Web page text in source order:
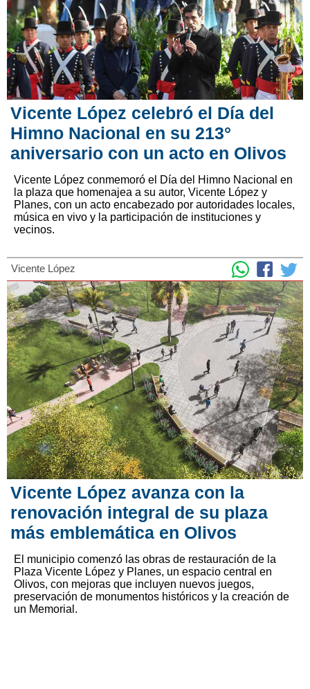
Vicente López celebró el Día del
Himno Nacional en su 213°
aniversario con un acto en Olivos
Vicente López conmemoró el Día del Himno Nacional en
la plaza que homenajea a su autor, Vicente López y
Planes, con un acto encabezado por autoridades locales,
música en vivo y la participación de instituciones y
vecinos.
Vicente López
Vicente López avanza con la
renovación integral de su plaza
más emblemática en Olivos
El municipio comenzó las obras de restauración de la
Plaza Vicente López y Planes, un espacio central en
Olivos, con mejoras que incluyen nuevos juegos,
preservación de monumentos históricos y la creación de
un Memorial.